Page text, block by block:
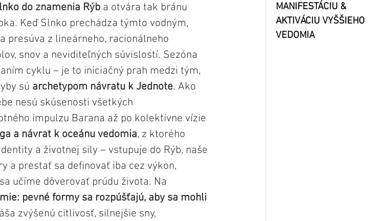
MANIFESTÁCIU &
AKTIVÁCIU VYŠŠIEHO
VEDOMIA
do znamenia Rýb a otvára tak bránu
Keď Slnko prechádza týmto vodným,
presúva z lineárneho, racionálneho
snov a neviditeľných súvislostí. Sezóna
cyklu – je to iniciačný prah medzi tým,
sú archetypom návratu k Jednote. Ako
nesú skúsenosti všetkých
impulzu Barana až po kolektívne vízie
a návrat k oceánu vedomia, z ktorého
a životnej sily – vstupuje do Rýb, naše
a prestať sa definovať iba cez výkon,
učíme dôverovať prúdu života. Na
pevné formy sa rozpúšťajú, aby sa mohli
zvýšenú citlivosť, silnejšie sny,